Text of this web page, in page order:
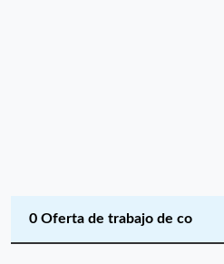
0 Oferta de trabajo de co